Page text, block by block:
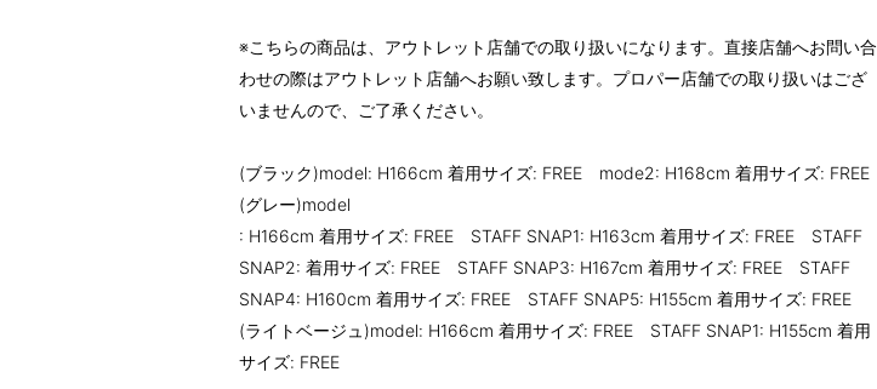
※こちらの商品は、アウトレット店舗での取り扱いになります。直接店舗へお問い合
わせの際はアウトレット店舗へお願い致します。プロパー店舗での取り扱いはござ
いませんので、ご了承ください。
(ブラック)model: H166cm 着用サイズ: FREE mode2: H168cm 着用サイズ: FREE
(グレー)model
: H166cm 着用サイズ: FREE STAFF SNAP1: H163cm 着用サイズ: FREE STAFF
SNAP2: 着用サイズ: FREE STAFF SNAP3: H167cm 着用サイズ: FREE STAFF
SNAP4: H160cm 着用サイズ: FREE STAFF SNAP5: H155cm 着用サイズ: FREE
(ライトベージュ)model: H166cm 着用サイズ: FREE STAFF SNAP1: H155cm 着用
サイズ: FREE